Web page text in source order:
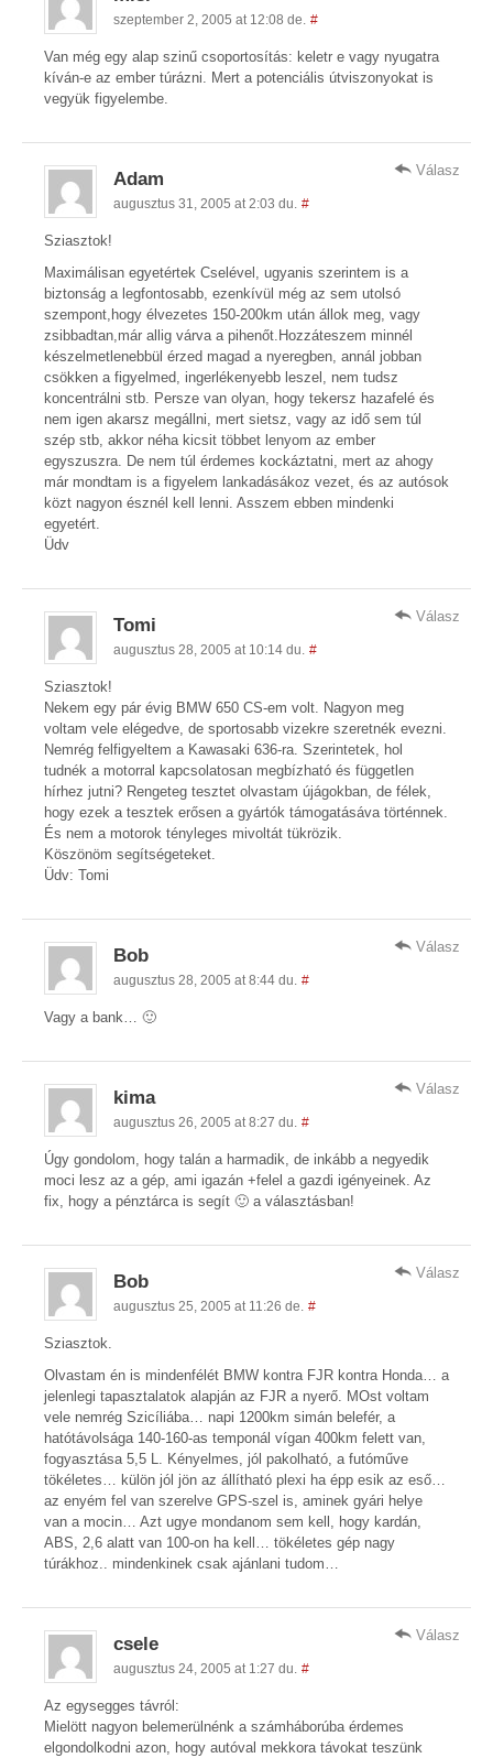
szeptember 2, 2005 at 12:08 de. #
Van még egy alap szinű csoportosítás: keletr e vagy nyugatra
kíván-e az ember túrázni. Mert a potenciális útviszonyokat is
vegyük figyelembe.
Adam
augusztus 31, 2005 at 2:03 du. #
Sziasztok!
Maximálisan egyetértek Cselével, ugyanis szerintem is a
biztonság a legfontosabb, ezenkívül még az sem utolsó
szempont,hogy élvezetes 150-200km után állok meg, vagy
zsibbadtan,már allig várva a pihenőt.Hozzáteszem minnél
készelmetlenebbül érzed magad a nyeregben, annál jobban
csökken a figyelmed, ingerlékenyebb leszel, nem tudsz
koncentrálni stb. Persze van olyan, hogy tekersz hazafelé és
nem igen akarsz megállni, mert sietsz, vagy az idő sem túl
szép stb, akkor néha kicsit többet lenyom az ember
egyszuszra. De nem túl érdemes kockáztatni, mert az ahogy
már mondtam is a figyelem lankadásákoz vezet, és az autósok
közt nagyon észnél kell lenni. Asszem ebben mindenki
egyetért.
Üdv
Válasz
Tomi
augusztus 28, 2005 at 10:14 du. #
Sziasztok!
Nekem egy pár évig BMW 650 CS-em volt. Nagyon meg
voltam vele elégedve, de sportosabb vizekre szeretnék evezni.
Nemrég felfigyeltem a Kawasaki 636-ra. Szerintetek, hol
tudnék a motorral kapcsolatosan megbízható és független
hírhez jutni? Rengeteg tesztet olvastam újágokban, de félek,
hogy ezek a tesztek erősen a gyártók támogatásáva történnek.
És nem a motorok tényleges mivoltát tükrözik.
Köszönöm segítségeteket.
Üdv: Tomi
Válasz
Bob
augusztus 28, 2005 at 8:44 du. #
Vagy a bank… 🙂
Válasz
kima
augusztus 26, 2005 at 8:27 du. #
Úgy gondolom, hogy talán a harmadik, de inkább a negyedik
moci lesz az a gép, ami igazán +felel a gazdi igényeinek. Az
fix, hogy a pénztárca is segít 🙂 a választásban!
Válasz
Bob
augusztus 25, 2005 at 11:26 de. #
Sziasztok.
Olvastam én is mindenfélét BMW kontra FJR kontra Honda… a
jelenlegi tapasztalatok alapján az FJR a nyerő. MOst voltam
vele nemrég Szicíliába… napi 1200km simán belefér, a
hatótávolsága 140-160-as temponál vígan 400km felett van,
fogyasztása 5,5 L. Kényelmes, jól pakolható, a futóműve
tökéletes… külön jól jön az állítható plexi ha épp esik az eső…
az enyém fel van szerelve GPS-szel is, aminek gyári helye
van a mocin… Azt ugye mondanom sem kell, hogy kardán,
ABS, 2,6 alatt van 100-on ha kell… tökéletes gép nagy
túrákhoz.. mindenkinek csak ajánlani tudom…
Válasz
csele
augusztus 24, 2005 at 1:27 du. #
Az egysegges távról:
Mielött nagyon belemerülnénk a számháborúba érdemes
elgondolkodni azon, hogy autóval mekkora távokat teszünk
Válasz